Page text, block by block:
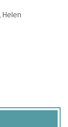
Helen